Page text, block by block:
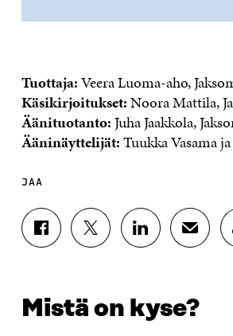
Tuottaja:Veera Luoma-aho,
Käsikirjoitukset:Noora Mattila,
Äänituotanto:Juha Jaakkola,
Ääninäyttelijät:Tuukka Vasama
JAA
J
A
C
E
J
A
I
T
J
A
N
K
J
A
H
K
Mistä on kyse?